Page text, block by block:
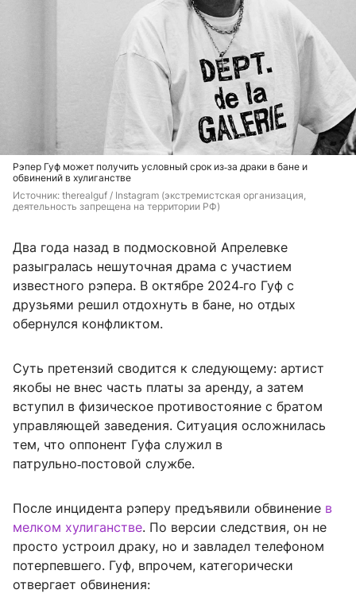
Рэпер Гуф может получить условный срок из‑за драки в бане и
обвинений в хулиганстве
Источник: therealguf / Instagram (экстремистская организация,
деятельность запрещена на территории РФ)
Два года назад в подмосковной Апрелевке
разыгралась нешуточная драма с участием
известного рэпера. В октябре 2024‑го Гуф с
друзьями решил отдохнуть в бане, но отдых
обернулся конфликтом.
Суть претензий сводится к следующему: артист
якобы не внес часть платы за аренду, а затем
вступил в физическое противостояние с братом
управляющей заведения. Ситуация осложнилась
тем, что оппонент Гуфа служил в
патрульно‑постовой службе.
После инцидента рэперу предъявили обвинение в
мелком хулиганстве. По версии следствия, он не
просто устроил драку, но и завладел телефоном
потерпевшего. Гуф, впрочем, категорически
отвергает обвинения: